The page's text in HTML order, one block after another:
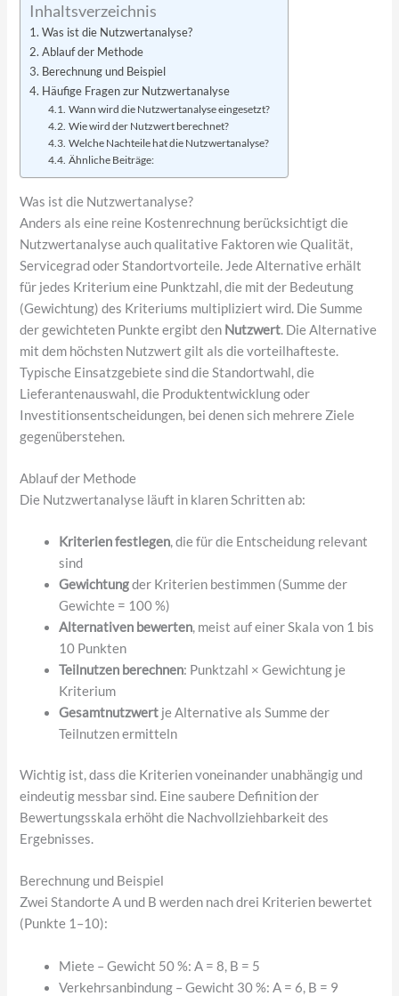
Inhaltsverzeichnis
Was ist die Nutzwertanalyse?
Ablauf der Methode
Berechnung und Beispiel
Häufige Fragen zur Nutzwertanalyse
Wann wird die Nutzwertanalyse eingesetzt?
Wie wird der Nutzwert berechnet?
Welche Nachteile hat die Nutzwertanalyse?
Ähnliche Beiträge:
Was ist die Nutzwertanalyse?
Anders als eine reine Kostenrechnung berücksichtigt die
Nutzwertanalyse auch qualitative Faktoren wie Qualität,
Servicegrad oder Standortvorteile. Jede Alternative erhält
für jedes Kriterium eine Punktzahl, die mit der Bedeutung
(Gewichtung) des Kriteriums multipliziert wird. Die Summe
der gewichteten Punkte ergibt den Nutzwert. Die Alternative
mit dem höchsten Nutzwert gilt als die vorteilhafteste.
Typische Einsatzgebiete sind die Standortwahl, die
Lieferantenauswahl, die Produktentwicklung oder
Investitionsentscheidungen, bei denen sich mehrere Ziele
gegenüberstehen.
Ablauf der Methode
Die Nutzwertanalyse läuft in klaren Schritten ab:
Kriterien festlegen, die für die Entscheidung relevant
sind
Gewichtungder Kriterien bestimmen (Summe der
Gewichte = 100 %)
Alternativen bewerten, meist auf einer Skala von 1 bis
10 Punkten
Teilnutzen berechnen: Punktzahl × Gewichtung je
Kriterium
Gesamtnutzwert je Alternative als Summe der
Teilnutzen ermitteln
Wichtig ist, dass die Kriterien voneinander unabhängig und
eindeutig messbar sind. Eine saubere Definition der
Bewertungsskala erhöht die Nachvollziehbarkeit des
Ergebnisses.
Berechnung und Beispiel
Zwei Standorte A und B werden nach drei Kriterien bewertet
(Punkte 1–10):
Miete – Gewicht 50 %: A = 8, B = 5
Verkehrsanbindung – Gewicht 30 %: A = 6, B = 9